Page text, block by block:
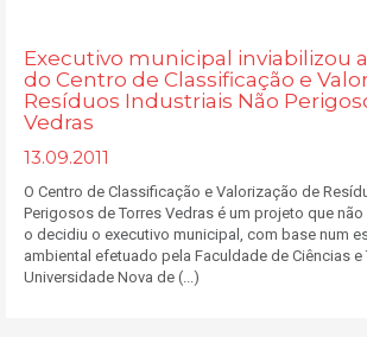
Executivo municipal inviabilizou
do Centro de Classificação e
Resíduos Industriais Não
Vedras
13.09.2011
O Centro de Classificação e Valorização de
Perigosos de Torres Vedras é um projeto que
o decidiu o executivo municipal, com base num
ambiental efetuado pela Faculdade de Ciências e
Universidade Nova de (...)